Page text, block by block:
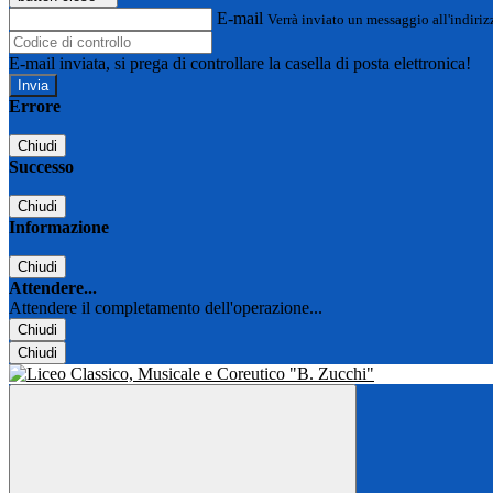
E-mail Verrà inviato un messaggio
E-mail inviata, si prega di controllare la casella di posta elettronica!
Errore
Chiudi
Successo
Chiudi
Informazione
Chiudi
Attendere...
Attendere il completamento dell'operazione...
Chiudi
Chiudi